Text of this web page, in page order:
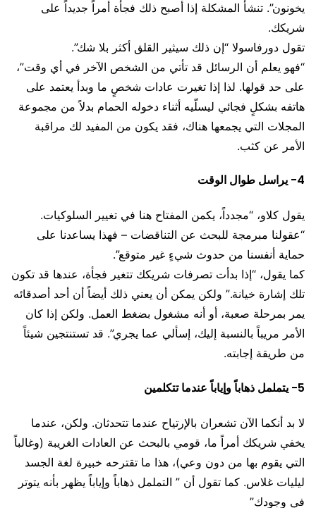
يخونون”. تنشأ المشكلة إذا أصبح ذلك فجأة أمراً جديداً على
شريكك.
تقول دورفاسولا “إن ذلك سيثير القلق أكثر بلا شك”.
“فهو يعلم أن الرسائل قد تأتي من الشخص الآخر في أي وقت”،
على حد قولها. لذا إذا تغيرت عادات شخصٍ ما وبدأ يعتمد على
هاتفه بشكلٍ فجائي ليسلّيه أثناء دخوله الحمام بدلاً من مجموعة
المجلات التي يجمعها هناك، فقد يكون من المفيد لك مراقبة
الأمر عن كثب.
4- يراسل طوال الوقت
يقول كلاو، “مجدداً، يكمن المفتاح هنا في تغيير السلوكيات.
“عقولنا مبرمجة للبحث عن التناقضات – فهذا يساعدنا على
حماية أنفسنا من حدوث شيءٍ غير متوقع”.
كما يقول، “إذا بدأت تصرفات شريكك تتغير فجأة، عندها قد تكون
تلك إشارة خيانة.” ولكن يمكن أن يعني ذلك أيضاً أن أحد أصدقائه
يمر بمرحلة صعبة، أو أنه مشغول بضغط العمل. ولكن إذا كان
الأمر مريباً بالنسبة إليك، إسألي عما يجري”. قد تستنتجين شيئاً
من طريقة إجابته.
5- يتململ ذهاباً وإياباً عندما تتكلمين
لا بد أنكما الآن تشعران بالإرتياح عندما تتحدثان. ولكن، عندما
يخفي شريكك أمراً ما، قومي بالبحث عن العادات الغريبة (وغالباً
التي يقوم بها من دون وعي)، هذا ما تقترحه خبيرة لغة الجسد
ليليات غلاس. كما تقول أن ” التململ ذهاباً وإياباً يظهر بأنه يتوتر
في وجودك”